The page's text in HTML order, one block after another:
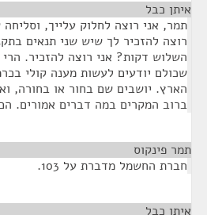
איתן כבל
תמר, אני רוצה לחלוק עלייך,
רוצה להזכיר לך שיש שני תנאים
השלוש דקות? אני רוצה להזכיר.
שכולם יודעים לעשות מענה קולי
הארץ. יושבים שם בחור או בחורה,
ברוב המקרים במה דברים אמורים.
תמר פינקוס
חברת החשמל מדברת על 103.
איתן כבל